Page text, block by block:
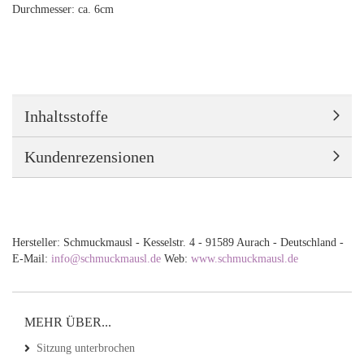
Durchmesser: ca. 6cm
Inhaltsstoffe
Kundenrezensionen
Hersteller: Schmuckmausl - Kesselstr. 4 - 91589 Aurach - Deutschland -
E-Mail: info@schmuckmausl.de Web: www.schmuckmausl.de
MEHR ÜBER...
Sitzung unterbrochen